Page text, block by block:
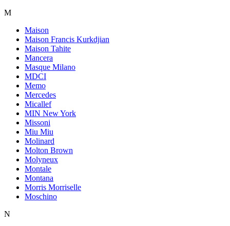
M
Maison
Maison Francis Kurkdjian
Maison Tahite
Mancera
Masque Milano
MDCI
Memo
Mercedes
Micallef
MIN New York
Missoni
Miu Miu
Molinard
Molton Brown
Molyneux
Montale
Montana
Morris Morriselle
Moschino
N